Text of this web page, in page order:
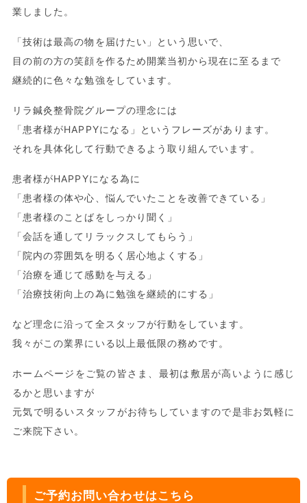
業しました。
「技術は最高の物を届けたい」という思いで、
目の前の方の笑顔を作るため開業当初から現在に至るまで
継続的に色々な勉強をしています。
リラ鍼灸整骨院グループの理念には
「患者様がHAPPYになる」というフレーズがあります。
それを具体化して行動できるよう取り組んでいます。
患者様がHAPPYになる為に
「患者様の体や心、悩んでいたことを改善できている」
「患者様のことばをしっかり聞く」
「会話を通してリラックスしてもらう」
「院内の雰囲気を明るく居心地よくする」
「治療を通じて感動を与える」
「治療技術向上の為に勉強を継続的にする」
など理念に沿って全スタッフが行動をしています。
我々がこの業界にいる以上最低限の務めです。
ホームページをご覧の皆さま、最初は敷居が高いように感じ
るかと思いますが
元気で明るいスタッフがお待ちしていますので是非お気軽に
ご来院下さい。
ご予約お問い合わせはこちら